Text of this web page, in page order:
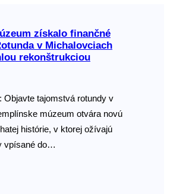
získalo finančné
v Michalovciach
rekonštrukciou
Objavte tajomstvá rotundy v
múzeum otvára novú
histórie, v ktorej ožívajú
vpísané do…